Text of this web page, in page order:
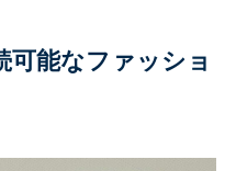
可能なファッショ